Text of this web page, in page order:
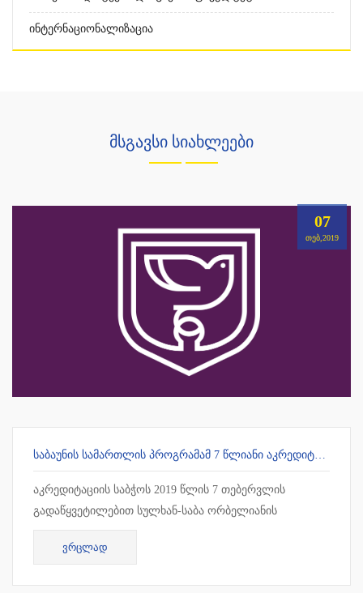
Ინტერნაციონალიზაცია
მსგავსი სიახლეები
07
ᲗᲔᲑ,2019
ᲡᲐᲑᲐᲣᲜᲘᲡ ᲡᲐᲛᲐᲠᲗᲚᲘᲡ ᲞᲠᲝᲒᲠᲐᲛᲐᲛ 7 ᲬᲚᲘᲐᲜᲘ ᲐᲙᲠᲔᲓᲘᲢᲐᲪᲘᲐ ᲛᲘᲘᲦᲝ
აკრედიტაციის საბჭოს 2019 წლის 7 თებერვლის
გადაწყვეტილებით სულხან-საბა ორბელიანის
უნივერსიტეტის სამართლის სამაგისტრო პროგრამამ 7
წლიანი უპირობო აკრედიტაცია მიიღო !!!
ᲕᲠᲪᲚᲐᲓ